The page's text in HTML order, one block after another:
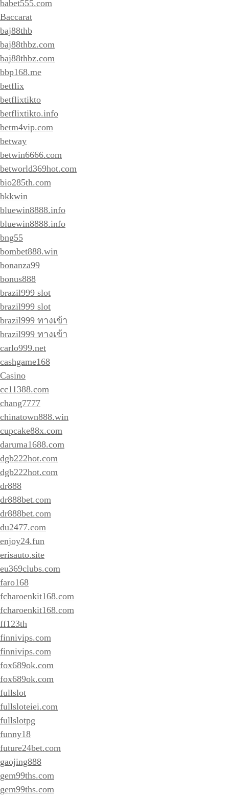
babet555.com
Baccarat
baj88thb
baj88thbz.com
baj88thbz.com
bbp168.me
betflix
betflixtikto
betflixtikto.info
betm4vip.com
betway
betwin6666.com
betworld369hot.com
bio285th.com
bkkwin
bluewin8888.info
bluewin8888.info
bng55
bombet888.win
bonanza99
bonus888
brazil999 slot
brazil999 slot
brazil999 ทางเข้า
brazil999 ทางเข้า
carlo999.net
cashgame168
Casino
cc11388.com
chang7777
chinatown888.win
cupcake88x.com
daruma1688.com
dgb222hot.com
dgb222hot.com
dr888
dr888bet.com
dr888bet.com
du2477.com
enjoy24.fun
erisauto.site
eu369clubs.com
faro168
fcharoenkit168.com
fcharoenkit168.com
ff123th
finnivips.com
finnivips.com
fox689ok.com
fox689ok.com
fullslot
fullsloteiei.com
fullslotpg
funny18
future24bet.com
gaojing888
gem99ths.com
gem99ths.com